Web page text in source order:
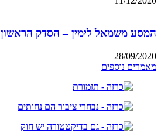
המסע משמאל לימין – הסדק הראשון
28/09/2020
מאמרים נוספים